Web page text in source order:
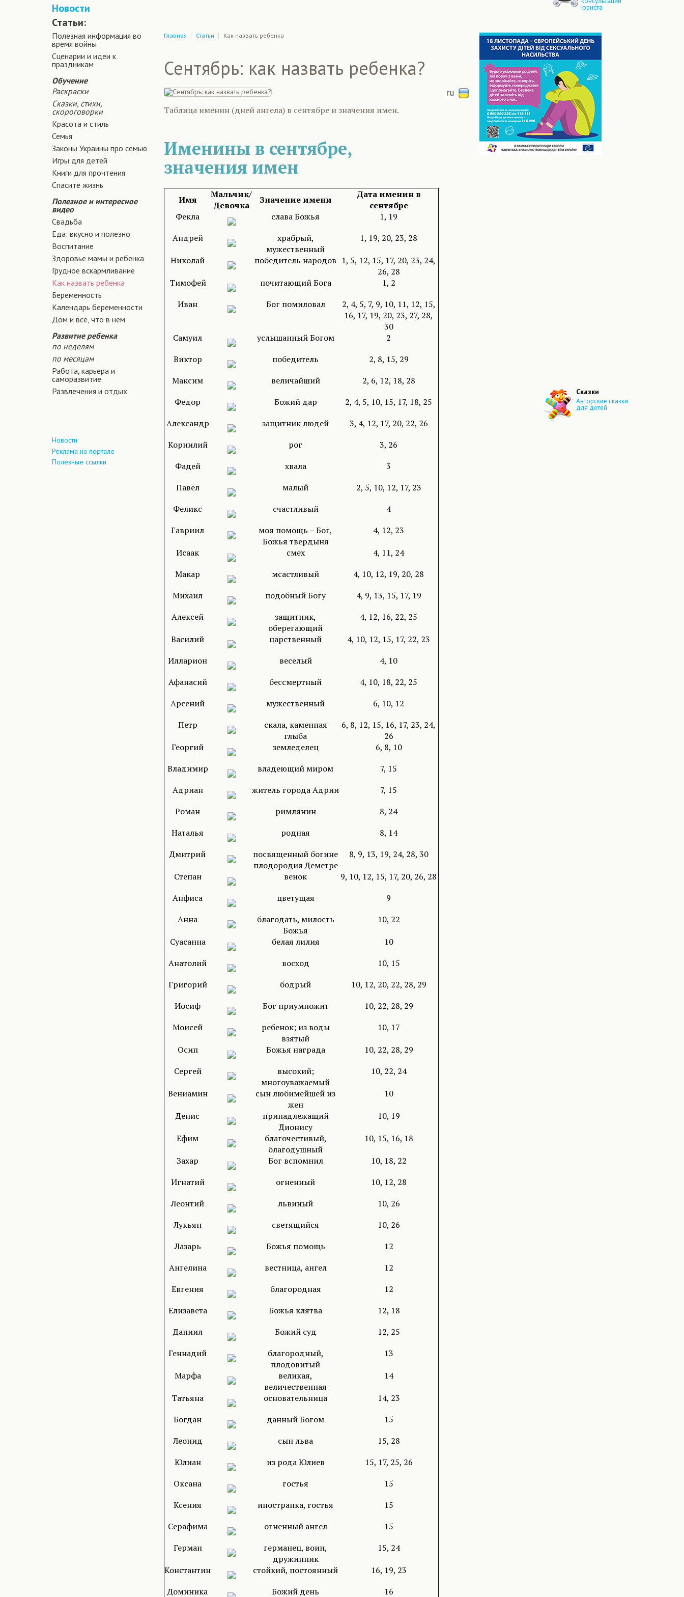
Новости
Статьи:
Полезная информация во
время войны
Сценарии и идеи к
праздникам
Обучение
Раскраски
Сказки, стихи,
скороговорки
Красота и стиль
Семья
Законы Украины про семью
Игры для детей
Книги для прочтения
Спасите жизнь
Полезное и интересное
видео
Свадьба
Еда: вкусно и полезно
Воспитание
Здоровье мамы и ребенка
Грудное вскармливание
Как назвать ребенка
Беременность
Календарь беременности
Дом и все, что в нем
Развитие ребенка
по неделям
по месяцам
Работа, карьера и
саморазвитие
Развлечения и отдых
Новости
Реклама на портале
Полезные ссылки
юриста
Главная Статьи Как назвать ребенка
Сентябрь: как назвать ребенка?
Таблица именин (дней ангела) в сентябре и значения имен.
Именины в сентябре,
значения имен
Имя
Мальчик/
Девочка
Значение имени
Дата именин в
сентябре
Фекла
слава Божья
1, 19
Андрей
храбрый,
мужественный
1, 19, 20, 23, 28
Николай
победитель народов 1, 5, 12, 15, 17, 20, 23, 24,
26, 28
Тимофей
почитающий Бога
1, 2
Иван
Бог помиловал
2, 4, 5, 7, 9, 10, 11, 12, 15,
16, 17, 19, 20, 23, 27, 28,
30
Самуил
услышанный Богом
2
Виктор
победитель
2, 8, 15, 29
Максим
величайший
2, 6, 12, 18, 28
Федор
Божий дар
2, 4, 5, 10, 15, 17, 18, 25
Александр
защитник людей
3, 4, 12, 17, 20, 22, 26
Корнилий
рог
3, 26
Фадей
хвала
3
Павел
малый
2, 5, 10, 12, 17, 23
Феликс
счастливый
4
Гавриил
моя помощь – Бог,
Божья твердыня
4, 12, 23
Исаак
смех
4, 11, 24
Макар
мсастливый
4, 10, 12, 19, 20, 28
Михаил
подобный Богу
4, 9, 13, 15, 17, 19
Алексей
защитник,
оберегающий
4, 12, 16, 22, 25
Василий
царственный
4, 10, 12, 15, 17, 22, 23
Илларион
веселый
4, 10
Афанасий
бессмертный
4, 10, 18, 22, 25
Арсений
мужественный
6, 10, 12
Петр
скала, каменная
глыба
6, 8, 12, 15, 16, 17, 23, 24,
26
Георгий
земледелец
6, 8, 10
Владимир
владеющий миром
7, 15
Адриан
житель города Адрии
7, 15
Роман
римлянин
8, 24
Наталья
родная
8, 14
Дмитрий
посвященный богине
плодородия Деметре
8, 9, 13, 19, 24, 28, 30
Степан
венок
9, 10, 12, 15, 17, 20, 26, 28
Анфиса
цветущая
9
Анна
благодать, милость
Божья
10, 22
Суасанна
белая лилия
10
Анатолий
восход
10, 15
Григорий
бодрый
10, 12, 20, 22, 28, 29
Иосиф
Бог приумножит
10, 22, 28, 29
Моисей
ребенок; из воды
взятый
10, 17
Осип
Божья награда
10, 22, 28, 29
Сергей
высокий;
многоуважаемый
10, 22, 24
Вениамин
сын любимейшей из
жен
10
Денис
принадлежащий
Дионису
10, 19
Ефим
благочестивый,
благодушный
10, 15, 16, 18
Захар
Бог вспомнил
10, 18, 22
Игнатий
огненный
10, 12, 28
Леонтий
львиный
10, 26
Лукьян
светящийся
10, 26
Лазарь
Божья помощь
12
Ангелина
вестница, ангел
12
Евгения
благородная
12
Елизавета
Божья клятва
12, 18
Даниил
Божий суд
12, 25
Геннадий
благородный,
плодовитый
13
Марфа
великая,
величественная
14
Татьяна
основательница
14, 23
Богдан
данный Богом
15
Леонид
сын льва
15, 28
Юлиан
из рода Юлиев
15, 17, 25, 26
Оксана
гостья
15
Ксения
иностранка, гостья
15
Серафима
огненный ангел
15
Герман
германец, воин,
дружинник
15, 24
Константин
стойкий, постоянный
16, 19, 23
Доминика
Божий день 16
Сказки
Авторские сказки
для детей